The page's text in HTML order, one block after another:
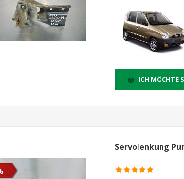
ICH MÖCHTE
Servolenkung